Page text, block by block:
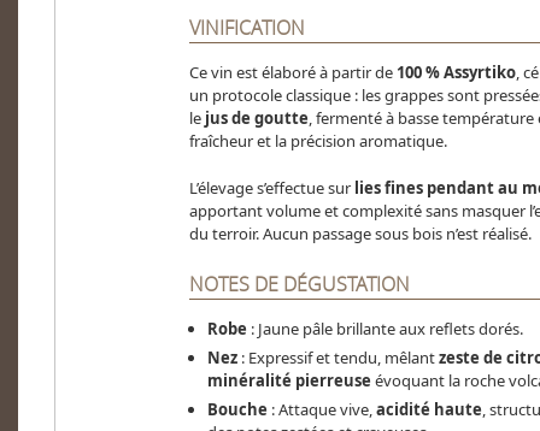
VINIFICATION
Ce vin est élaboré à partir de 100 % Assyrtiko,
un protocole classique : les grappes sont
le jus de goutte, fermenté à basse
fraîcheur et la précision aromatique.
L’élevage s’effectue sur lies fines pendant au
apportant volume et complexité sans masquer
du terroir. Aucun passage sous bois n’est réalisé.
NOTES DE DÉGUSTATION
Robe : Jaune pâle brillante aux reflets dorés.
Nez: Expressif et tendu, mêlantzeste de
minéralité pierreuse évoquant la roche
Bouche : Attaque vive,acidité haute,